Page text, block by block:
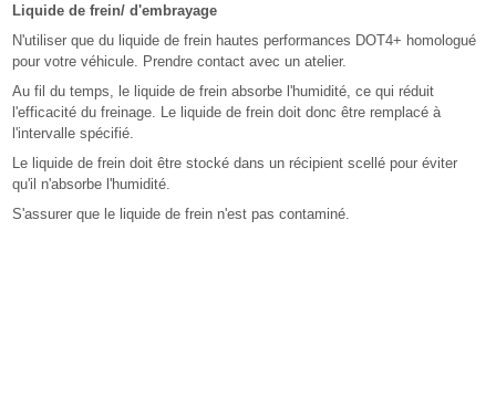
Liquide de frein/ d'embrayage
N'utiliser que du liquide de frein hautes performances DOT4+ homologué
pour votre véhicule. Prendre contact avec un atelier.
Au fil du temps, le liquide de frein absorbe l'humidité, ce qui réduit
l'efficacité du freinage. Le liquide de frein doit donc être remplacé à
l'intervalle spécifié.
Le liquide de frein doit être stocké dans un récipient scellé pour éviter
qu'il n'absorbe l'humidité.
S'assurer que le liquide de frein n'est pas contaminé.